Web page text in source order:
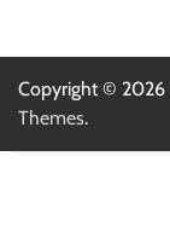
Copyright © 2026
Themes.